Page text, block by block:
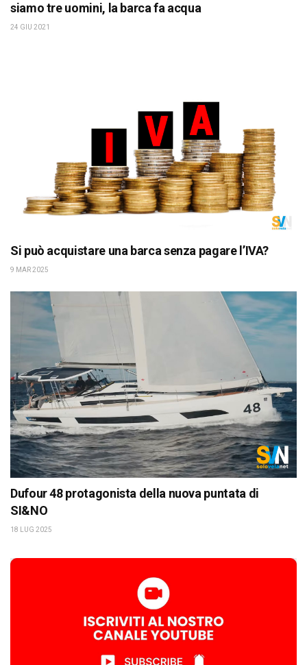
siamo tre uomini, la barca fa acqua
24 GIU 2021
Si può acquistare una barca senza pagare l’IVA?
9 MAR 2025
Dufour 48 protagonista della nuova puntata di
SI&NO
18 LUG 2025